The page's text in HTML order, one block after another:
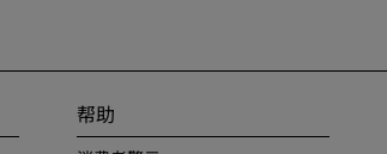
帮助